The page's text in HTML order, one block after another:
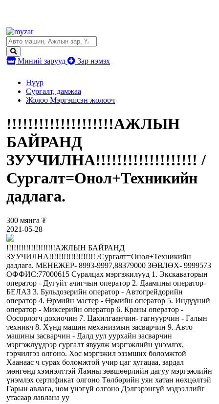
Миний зарууд Зар нэмэх
Нүүр
Сургалт, дамжаа
Жолоо Мэргэшсэн жолооч
!!!!!!!!!!!!!!!!!!!!АЖЛЫН
БАЙРАНД
ЗУУЧИЛНА!!!!!!!!!!!!!!!!!!! /
Сургалт=Онол+Техникийн
дадлага.
300 мянга ₮
2021-05-28
!!!!!!!!!!!!!!!!!!!!АЖЛЫН БАЙРАНД
ЗУУЧИЛНА!!!!!!!!!!!!!!!!!!! /Сургалт=Онол+Техникийн
дадлага. МЕНЕЖЕР- 8993-9997,88379000 ЗӨВЛӨХ- 9999573
ОФФИС:77000615 Суралцах мэргэжилүүд 1. Экскаваторын
оператор - Дугуйт ачигчын оператор 2. Даампны оператор-
БЕЛАЗ 3. Бульдозерийн оператор - Автогрейдорийн
оператор 4. Өрмийн мастер - Өрмийн оператор 5. Индүүний
оператор - Миксерийн оператор 6. Краны оператор -
Оосорлогч дохиочин 7. Цахилгаанчин- гагнуурчин - Галын
техникч 8. Хүнд машин механизмын засварчин 9. Авто
машины засварчин - Далд уул уурхайн засварчин
мэргэжлүүдээр сургалт явуулж мэргэжлийн үнэмлэх,
гэрчилгээ олгоно. Хос мэргэжил эзэмших боломжтой
Хаанаас ч сурах боломжтой учир цаг хугацаа, зардал
мөнгөнд хэмнэлттэй Яамны зөвшөөрлийн дагуу мэргэжлийн
үнэмлэх сертификат олгоно Төлбөрийн уян хатан нөхцөлтэй
Гарын авлага, ном үнэгүй олгоно Дэлгэрэнгүй мэдээллийг
утасаар лавлана уу